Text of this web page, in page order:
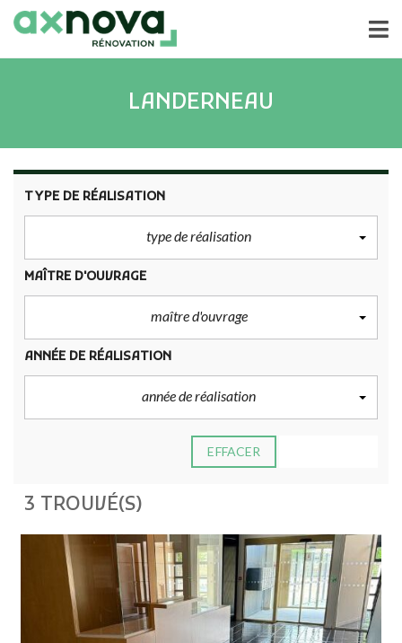
LANDERNEAU
TYPE DE RÉALISATION
type de réalisation
MAÎTRE D'OUVRAGE
maître d'ouvrage
ANNÉE DE RÉALISATION
année de réalisation
EFFACER
3 TROUVÉ(S)